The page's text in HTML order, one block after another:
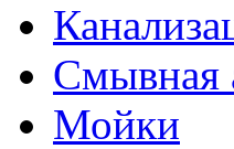
Смывная
Мойки